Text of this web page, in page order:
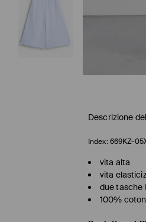
Descrizione
Index: 669KZ-
vita alta
vita
due tasche
100%